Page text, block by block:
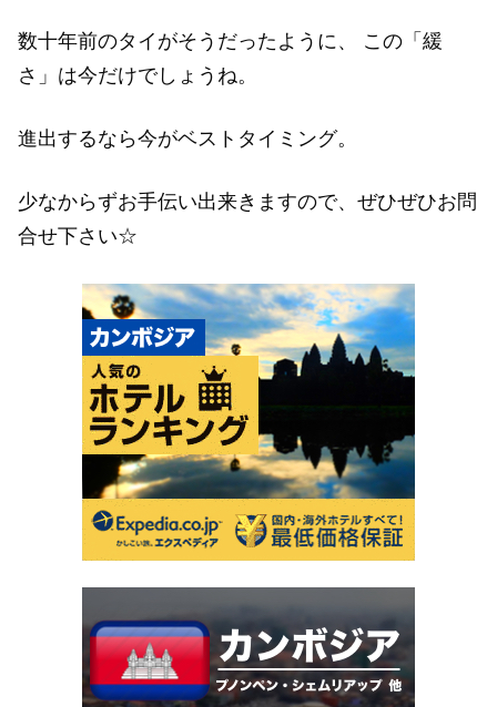
数十年前のタイがそうだったように、 この「緩
さ」は今だけでしょうね。
進出するなら今がベストタイミング。
少なからずお手伝い出来きますので、ぜひぜひお問
合せ下さい☆